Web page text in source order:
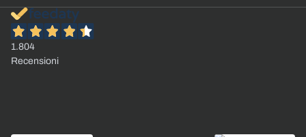
1.804
Recensioni